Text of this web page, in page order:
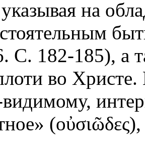
на
С. 182-185), а
во